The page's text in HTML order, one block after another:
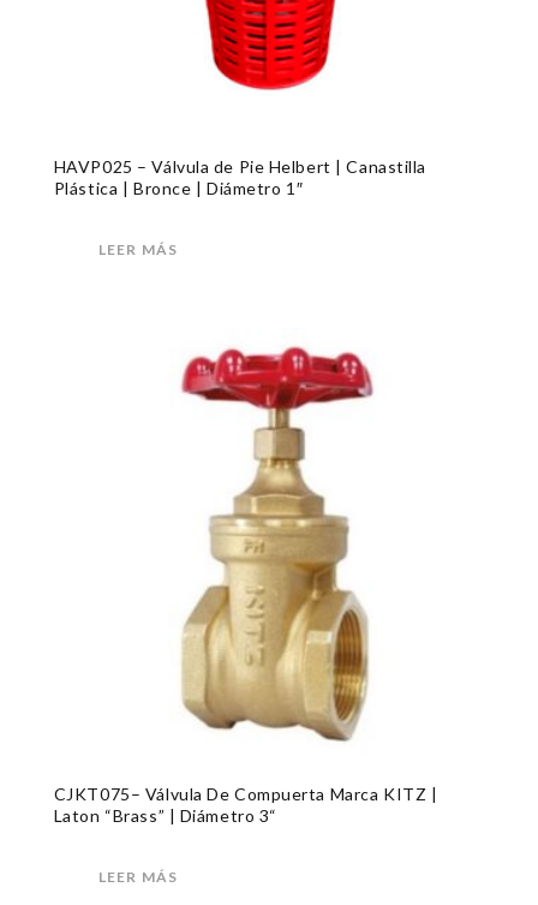
HAVP025 – Válvula de Pie Helbert | Canastilla
Plástica | Bronce | Diámetro 1″
LEER MÁS
CJKT075– Válvula De Compuerta Marca KITZ |
Laton “Brass” | Diámetro 3“
LEER MÁS